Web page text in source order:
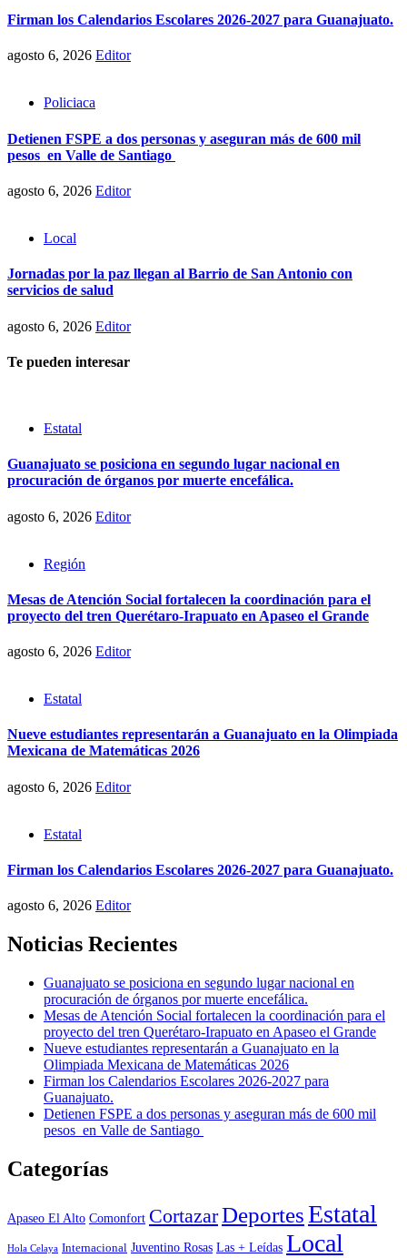
Firman los Calendarios Escolares 2026-2027 para Guanajuato.
agosto 6, 2026 Editor
Policiaca
Detienen FSPE a dos personas y aseguran más de 600 mil
pesos en Valle de Santiago
agosto 6, 2026 Editor
Local
Jornadas por la paz llegan al Barrio de San Antonio con
servicios de salud
agosto 6, 2026 Editor
Te pueden interesar
Estatal
Guanajuato se posiciona en segundo lugar nacional en
procuración de órganos por muerte encefálica.
agosto 6, 2026 Editor
Región
Mesas de Atención Social fortalecen la coordinación para el
proyecto del tren Querétaro-Irapuato en Apaseo el Grande
agosto 6, 2026 Editor
Estatal
Nueve estudiantes representarán a Guanajuato en la Olimpiada
Mexicana de Matemáticas 2026
agosto 6, 2026 Editor
Estatal
Firman los Calendarios Escolares 2026-2027 para Guanajuato.
agosto 6, 2026 Editor
Noticias Recientes
Guanajuato se posiciona en segundo lugar nacional en
procuración de órganos por muerte encefálica.
Mesas de Atención Social fortalecen la coordinación para el
proyecto del tren Querétaro-Irapuato en Apaseo el Grande
Nueve estudiantes representarán a Guanajuato en la
Olimpiada Mexicana de Matemáticas 2026
Firman los Calendarios Escolares 2026-2027 para
Guanajuato.
Detienen FSPE a dos personas y aseguran más de 600 mil
pesos en Valle de Santiago
Categorías
Apaseo El Alto Comonfort CortazarDeportesEstatal
Hola Celaya Internacional Juventino Rosas Las + Leídas Local